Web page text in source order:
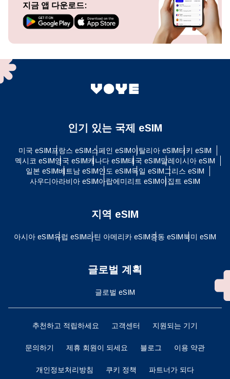
지금 앱 다운로드:
인기 있는 국제 eSIM
미국 eSIM프랑스 eSIM스페인 eSIM이탈리아 eSIM터키 eSIM
멕시코 eSIM영국 eSIM캐나다 eSIM태국 eSIM말레이시아 eSIM
일본 eSIM베트남 eSIM인도 eSIM독일 eSIM그리스 eSIM
사우디아라비아 eSIM아랍에미리트 eSIM이집트 eSIM
지역 eSIM
아시아 eSIM유럽 ​​eSIM라틴 아메리카 eSIM중동 eSIM북미 eSIM
글로벌 계획
글로벌 eSIM
추천하고 적립하세요 고객센터 지원되는 기기
문의하기 제휴 회원이 되세요 블로그 이용 약관
개인정보처리방침 쿠키 정책 파트너가 되다